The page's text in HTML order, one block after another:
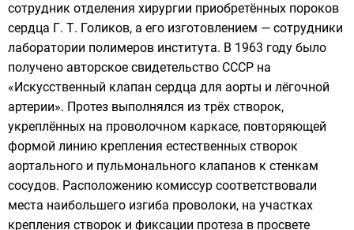
сотрудник отделения хирургии приобретённых пороков
сердца Г. Т. Голиков, а его изготовлением — сотрудники
лаборатории полимеров института. В 1963 году было
получено авторское свидетельство СССР на
«Искусственный клапан сердца для аорты и лёгочной
артерии». Протез выполнялся из трёх створок,
укреплённых на проволочном каркасе, повторяющей
формой линию крепления естественных створок
аортального и пульмонального клапанов к стенкам
сосудов. Расположению комиссур соответствовали
места наибольшего изгиба проволоки, на участках
крепления створок и фиксации протеза в просвете